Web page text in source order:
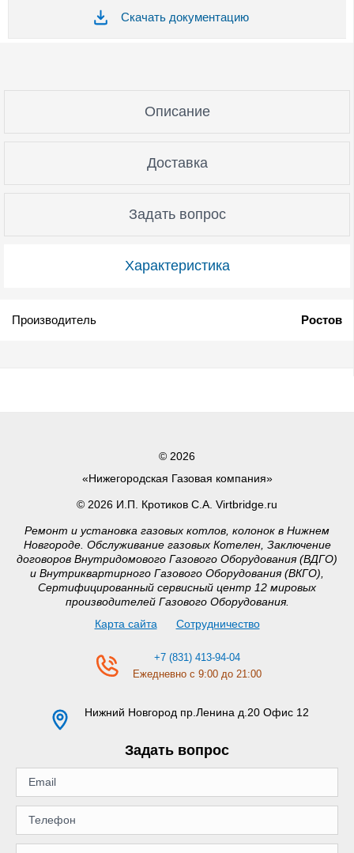
Скачать документацию
Характеристика
Описание
Доставка
Задать вопрос
Производитель Ростов
© 2026
«Нижегородская Газовая компания»
© 2026 И.П. Кротиков С.А. Virtbridge.ru
Ремонт и установка газовых котлов, колонок в Нижнем
Новгороде. Обслуживание газовых Котелен, Заключение
договоров Внутридомового Газового Оборудования (ВДГО)
и Внутриквартирного Газового Оборудования (ВКГО),
Сертифицированный сервисный центр 12 мировых
производителей Газового Оборудования.
Карта сайта
Сотрудничество
+7 (831) 413-94-04
Ежедневно с 9:00 до 21:00
Нижний Новгород пр.Ленина д.20 Офис 12
Задать вопрос